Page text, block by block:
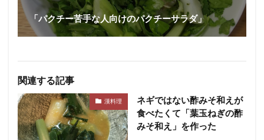
「パクチー苦手な人向けのパクチーサラダ」
関連する記事
漢料理
ネギではない酢みそ和えが
食べたくて「葉玉ねぎの酢
みそ和え」を作った